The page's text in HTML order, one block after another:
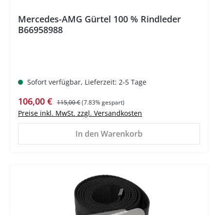
Mercedes-AMG Gürtel 100 % Rindleder
B66958988
Sofort verfügbar, Lieferzeit: 2-5 Tage
Verkaufspreis:
106,00 € Regulärer Preis:
115,00 €(7.83% gespart)
Preise inkl. MwSt. zzgl. Versandkosten
In den Warenkorb